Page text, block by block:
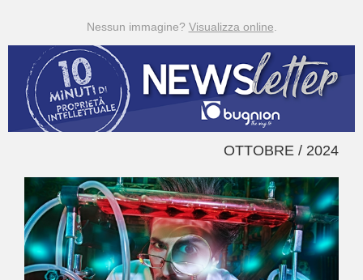
Nessun immagine? Visualizza online
OTTOBRE / 2024